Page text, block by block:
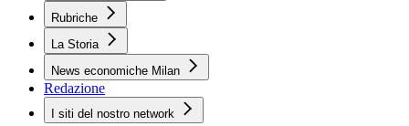
Rubriche
La Storia
News economiche Milan
Redazione
I siti del nostro network